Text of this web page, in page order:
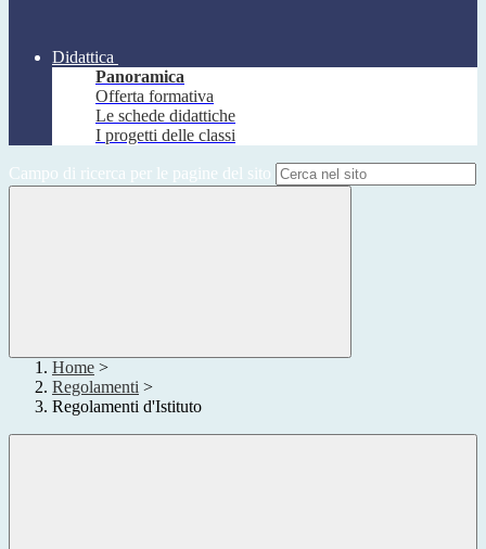
Didattica
Panoramica
Offerta formativa
Le schede didattiche
I progetti delle classi
Campo di ricerca per le pagine del sito
Home >
Regolamenti >
Regolamenti d'Istituto